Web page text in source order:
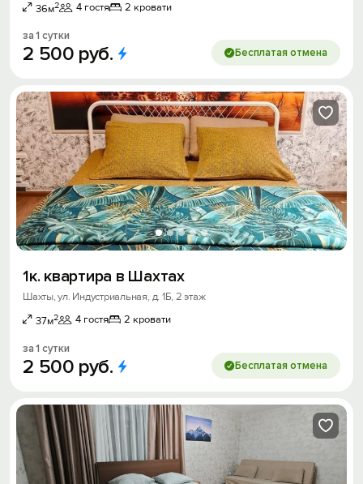
36м2 4 гостя 2 кровати
за 1 сутки
2 500 руб. Бесплатая отмена
1к. квартира в Шахтах
Шахты, ул. Индустриальная, д. 1Б, 2 этаж
37м2 4 гостя 2 кровати
за 1 сутки
2 500 руб. Бесплатая отмена